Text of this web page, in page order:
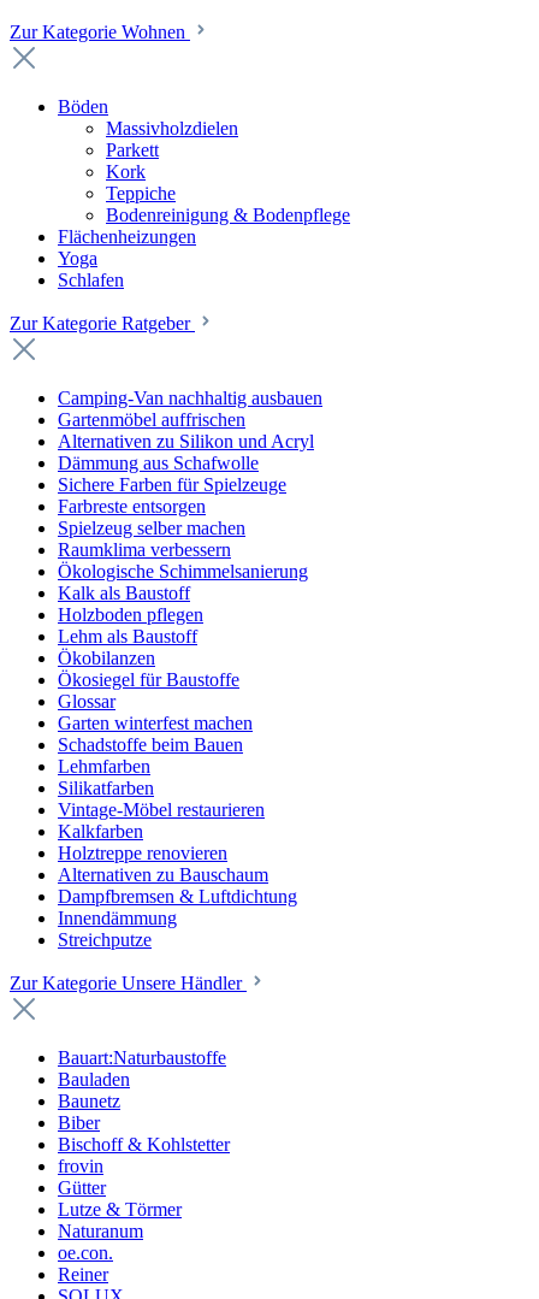
Zur Kategorie Wohnen
Böden
Massivholzdielen
Parkett
Kork
Teppiche
Bodenreinigung & Bodenpflege
Flächenheizungen
Yoga
Schlafen
Zur Kategorie Ratgeber
Camping-Van nachhaltig ausbauen
Gartenmöbel auffrischen
Alternativen zu Silikon und Acryl
Dämmung aus Schafwolle
Sichere Farben für Spielzeuge
Farbreste entsorgen
Spielzeug selber machen
Raumklima verbessern
Ökologische Schimmelsanierung
Kalk als Baustoff
Holzboden pflegen
Lehm als Baustoff
Ökobilanzen
Ökosiegel für Baustoffe
Glossar
Garten winterfest machen
Schadstoffe beim Bauen
Lehmfarben
Silikatfarben
Vintage-Möbel restaurieren
Kalkfarben
Holztreppe renovieren
Alternativen zu Bauschaum
Dampfbremsen & Luftdichtung
Innendämmung
Streichputze
Zur Kategorie Unsere Händler
Bauart:Naturbaustoffe
Bauladen
Baunetz
Biber
Bischoff & Kohlstetter
frovin
Gütter
Lutze & Törmer
Naturanum
oe.con.
Reiner